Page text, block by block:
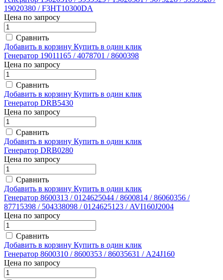
19020380 / F3HT10300DA
Цена по запросу
Сравнить
Добавить в корзину Купить в один клик
Генератор 19011165 / 4078701 / 8600398
Цена по запросу
Сравнить
Добавить в корзину Купить в один клик
Генератор DRB5430
Цена по запросу
Сравнить
Добавить в корзину Купить в один клик
Генератор DRB0280
Цена по запросу
Сравнить
Добавить в корзину Купить в один клик
Генератор 8600313 / 0124625044 / 8600814 / 86060356 /
87715398 / 504338098 / 0124625123 / AVI160J2004
Цена по запросу
Сравнить
Добавить в корзину Купить в один клик
Генератор 8600310 / 8600353 / 86035631 / A24J160
Цена по запросу